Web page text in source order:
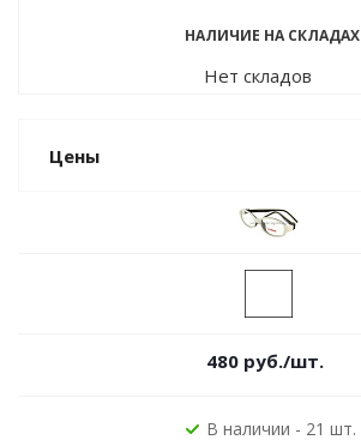
НАЛИЧИЕ НА СКЛАДАХ
Нет складов
Цены
480руб./шт.
В наличии - 21 шт.